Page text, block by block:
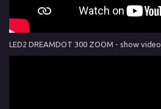
LED2 DREAMDOT 300 ZOOM - show video